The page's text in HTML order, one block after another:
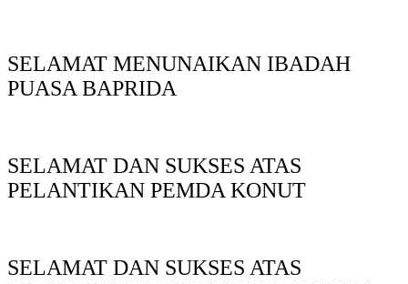
SELAMAT MENUNAIKAN IBADAH
PUASA BAPRIDA
SELAMAT DAN SUKSES ATAS
PELANTIKAN PEMDA KONUT
SELAMAT DAN SUKSES ATAS